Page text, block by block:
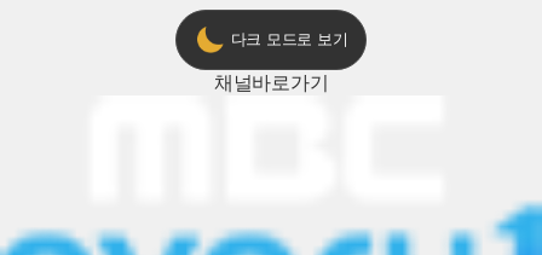
다크 모드로 보기
채널바로가기